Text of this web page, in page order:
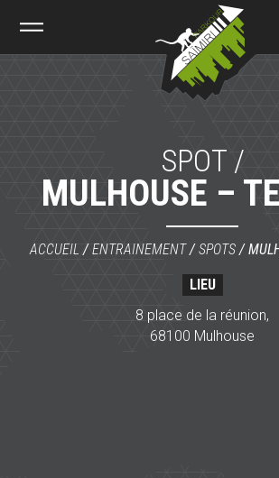
Parkour
SPOT /
MULHOUSE –
ACCUEIL /ENTRAINEMENT/SPOTS/
LIEU
8 place de la réunion,
68100 Mulhouse